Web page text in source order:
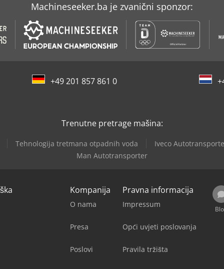
Machineseeker.ba je zvanični sponzor:
+49 201 857 861 0
Trenutne pretrage mašina:
Tehnologija tretmana otpadnih voda
Iveco
Man Autotransporter
Kompanija
O nama
Presa
Poslovi
Pravna informacija
Impressum
Opći uvjeti poslovanja
Pravila tržišta